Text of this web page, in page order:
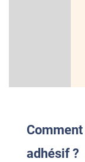
Comment
adhésif ?